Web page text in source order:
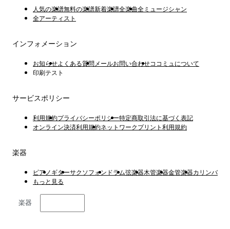
人気の楽譜無料の楽譜新着楽譜全楽曲全ミュージシャン
全アーティスト
インフォメーション
お知らせよくある質問 メールお問い合わせココミュについて
印刷テスト
サービスポリシー
利用規約プライバシーポリシー特定商取引法に基づく表記
オンライン決済利用規約ネットワークプリント利用規約
楽器
ピアノ ギターサクソフォン ドラム弦楽器木管楽器金管楽器カリンバ
もっと見る
楽器